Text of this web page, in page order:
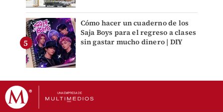
Cómo hacer un cuaderno de los
Saja Boys para el regreso a clases
sin gastar mucho dinero | DIY